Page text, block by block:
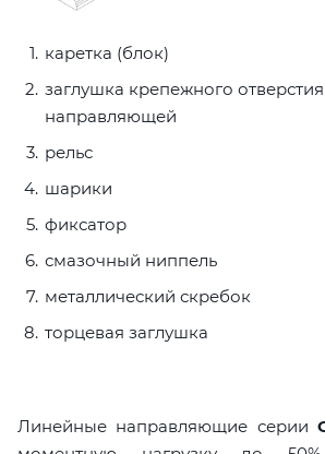
каретка (блок)
заглушка крепежного
направляющей
рельс
шарики
фиксатор
смазочный ниппель
металлический скребок
торцевая заглушка
Линейные направляющие серии